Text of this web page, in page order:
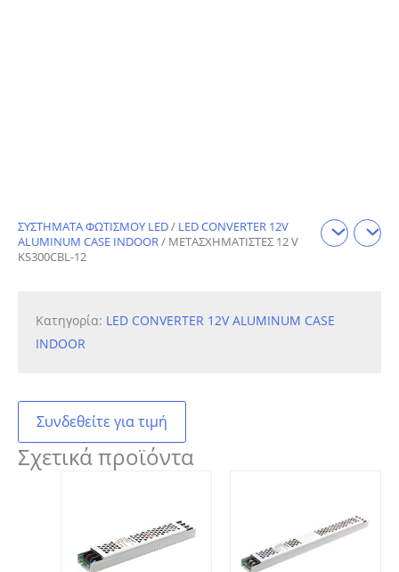
ΣΥΣΤΗΜΑΤΑ ΦΩΤΙΣΜΟΥ LED/ LED CONVERTER 12V
ALUMINUM CASE INDOOR/ ΜΕΤΑΣΧΗΜΑΤΙΣΤΕΣ 12 V
KS300CBL-12
Κατηγορία: LED CONVERTER 12V ALUMINUM CASE
INDOOR
Συνδεθείτε για τιμή
Σχετικά προϊόντα